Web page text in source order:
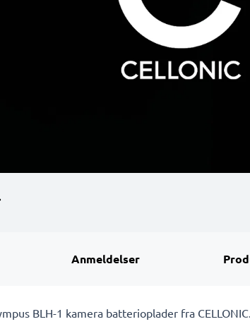
Anmeldelser
BLH-1 kamera batterioplader fra CELLONIC.